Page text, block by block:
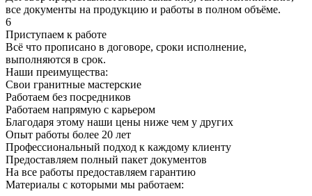
все документы на продукцию и работы в полном объёме.
6
Приступаем к работе
Всё что прописано в договоре, сроки исполнение,
выполняются в срок.
Наши преимущества:
Свои гранитные мастерские
Работаем без посредников
Работаем напрямую с карьером
Благодаря этому наши цены ниже чем у других
Опыт работы более 20 лет
Профессиональный подход к каждому клиенту
Предоставляем полный пакет документов
На все работы предоставляем гарантию
Материалы с которыми мы работаем: